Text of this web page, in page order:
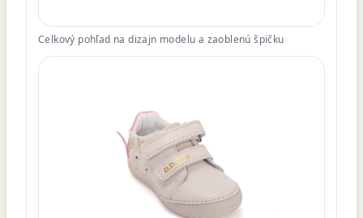
Celkový pohľad na dizajn modelu a zaoblenú špičku